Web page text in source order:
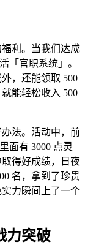
利。当我们达成
「官职系统」。
，还能领取 500
能轻松收入 500
法。活动中，前
面有 3000 点灵
得好成绩，日夜
名，拿到了珍贵
力瞬间上了一个
力突破